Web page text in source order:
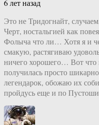
6 лет назад
Это не Тридогнайт,
Черт, ностальгией как
Фолыча что ли… Хотя я и
смакую, растягиваю
ничего хорошего… Вот что
получилась просто
легендарок, обожаю их
пройдусь еще и по